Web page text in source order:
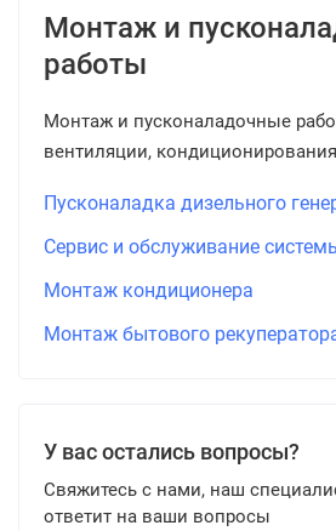
Монтаж и
работы
Монтаж и пусконаладочные
вентиляции, кондиционирования
Пусконаладка дизельного
Сервис и обслуживание
Монтаж кондиционера
Монтаж бытового
У вас остались вопросы?
Свяжитесь с нами, наш
ответит на ваши вопросы